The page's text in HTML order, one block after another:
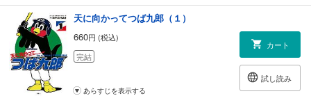
天に向かってつば九郎（１）
660円 (税込)
完結
カート
試し読み
あらすじを表示する